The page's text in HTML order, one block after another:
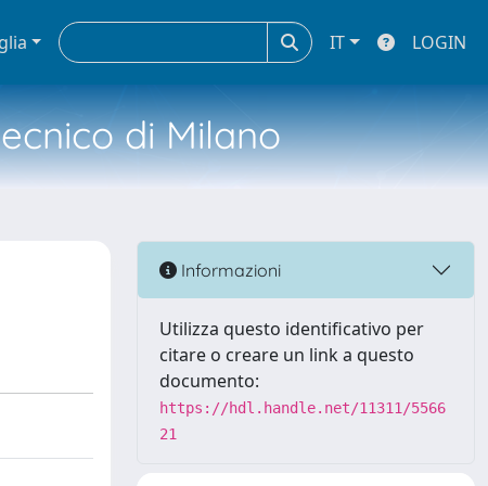
IT LOGIN
di Milano
Informazioni
Utilizza questo identificativo per
citare o creare un link a questo
documento:
https://hdl.handle.net/11311/5566
21